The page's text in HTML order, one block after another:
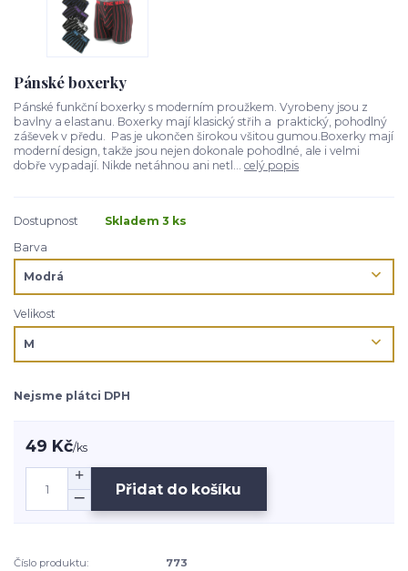
Pánské boxerky
Pánské funkční boxerky s moderním proužkem. Vyrobeny jsou z
bavlny a elastanu. Boxerky mají klasický střih a praktický, pohodlný
záševek v předu. Pas je ukončen širokou všitou gumou.Boxerky mají
moderní design, takže jsou nejen dokonale pohodlné, ale i velmi
dobře vypadají. Nikde netáhnou ani netl... celý popis
Dostupnost
Skladem 3 ks
Barva
Velikost
Nejsme plátci DPH
49 Kč/ks
Přidat do košíku
Číslo produktu:
773